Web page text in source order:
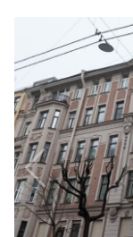
Книги
О
Metro